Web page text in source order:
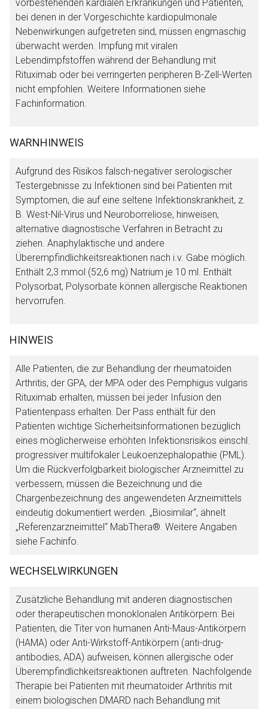
vorbestehenden kardialen Erkrankungen und Patienten,
bei denen in der Vorgeschichte kardiopulmonale
Nebenwirkungen aufgetreten sind, müssen engmaschig
überwacht werden. Impfung mit viralen
Lebendimpfstoffen während der Behandlung mit
Rituximab oder bei verringerten peripheren B-Zell-Werten
nicht empfohlen. Weitere Informationen siehe
Fachinformation.
WARNHINWEIS
Aufgrund des Risikos falsch-negativer serologischer
Testergebnisse zu Infektionen sind bei Patienten mit
Symptomen, die auf eine seltene Infektionskrankheit, z.
B. West-Nil-Virus und Neuroborreliose, hinweisen,
alternative diagnostische Verfahren in Betracht zu
ziehen. Anaphylaktische und andere
Überempfindlichkeitsreaktionen nach i.v. Gabe möglich.
Enthält 2,3 mmol (52,6 mg) Natrium je 10 ml. Enthält
Polysorbat, Polysorbate können allergische Reaktionen
hervorrufen.
HINWEIS
Alle Patienten, die zur Behandlung der rheumatoiden
Arthritis, der GPA, der MPA oder des Pemphigus vulgaris
Rituximab erhalten, müssen bei jeder Infusion den
Patientenpass erhalten. Der Pass enthält für den
Patienten wichtige Sicherheitsinformationen bezüglich
eines möglicherweise erhöhten Infektionsrisikos einschl.
progressiver multifokaler Leukoenzephalopathie (PML).
Um die Rückverfolgbarkeit biologischer Arzneimittel zu
verbessern, müssen die Bezeichnung und die
Chargenbezeichnung des angewendeten Arzneimittels
eindeutig dokumentiert werden. „Biosimilar“, ähnelt
„Referenzarzneimittel“ MabThera®. Weitere Angaben
siehe Fachinfo.
WECHSELWIRKUNGEN
Zusätzliche Behandlung mit anderen diagnostischen
oder therapeutischen monoklonalen Antikörpern: Bei
Patienten, die Titer von humanen Anti-Maus-Antikörpern
(HAMA) oder Anti-Wirkstoff-Antikörpern (anti-drug-
antibodies, ADA) aufweisen, können allergische oder
Überempfindlichkeitsreaktionen auftreten. Nachfolgende
Therapie bei Patienten mit rheumatoider Arthritis mit
einem biologischen DMARD nach Behandlung mit
Aufruf einer externen Seite
Der von Ihnen aufgerufene Link öffnet eine externe Web-
Seite. Für die Inhalte der externen Web-Seite ist deren
Betreiber verantwortlich. Ebenso gelten dort ggf. andere
Datenschutzbestimmungen.
Zurück zur rote-liste.de Zur Seite